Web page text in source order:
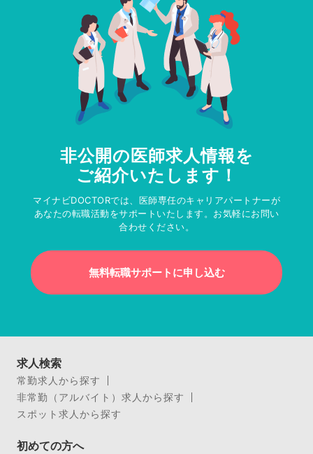
非公開の医師求人情報を
ご紹介いたします！
マイナビDOCTORでは、医師専任のキャリアパートナーが
あなたの転職活動をサポートいたします。お気軽にお問い
合わせください。
無料転職サポートに申し込む
求人検索
常勤求人から探す
非常勤（アルバイト）求人から探す
スポット求人から探す
初めての方へ